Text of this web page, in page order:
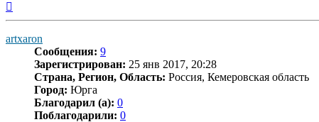
artxaron
Сообщения: 9
Зарегистрирован: 25 янв 2017, 20:28
Страна, Регион, Область: Россия, Кемеровская область
Город: Юрга
Благодарил (а): 0
Поблагодарили: 0